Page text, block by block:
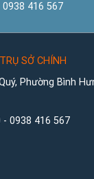
0938 416 567
TRỤ SỞ CHÍNH
Phường Bình
- 0938 416 567